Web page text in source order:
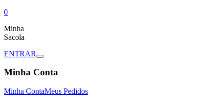
0
Minha
Sacola
ENTRAR
Minha Conta
Minha ContaMeus Pedidos